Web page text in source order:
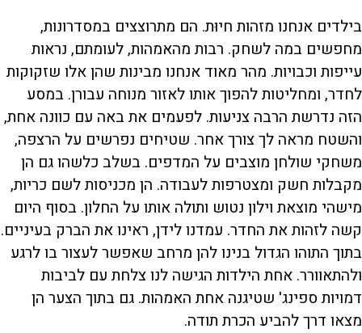
בילדים אנחנו מזהות חיוּת. הם מתרוצצים במסדרונות,
מחפשים במה לשחק. רבות מהאמהות, לעומתם, נראות
עייפות וכבויות. מהר מאוד אנחנו מבינות שהן אלו שזקוקות
לחדר, ומחליטות להפוך אותו לאזור מנוחה עבורן. במסע
הזה נדרשת הרבה צניעות. לפעמים את באה עם כוונה אחת,
והשטח מראה לך צורך אחר. שטיחים נפרשים על הרצפה,
משחקי שולחן מוצבים על המדפים. בשלב כלשהו גם הן
מקבלות חשק ומצטרפות לעבודה. הן מכניסות לשם כריות,
מישהי מוצאת וילון נטוש ותולה אותו על החלון. בסוף היום
קשה לזהות את החדר. עמדנו לידן, ראינו את הברק בעיניים.
בתוך התוהו הגדול בנינו להן מרחב שאפשר לעצור בו לרגע
ולהתאוורר. אחת הילדות הגישה לנו צלחת עם לביבות
דמויות ספינג' שטיגנה אחת האמהות. גם בתוך הצער הן
מצאו דרך להביע הכרת תודה.